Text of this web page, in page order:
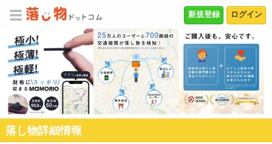
ログイン
新規登録
落し物詳細情報